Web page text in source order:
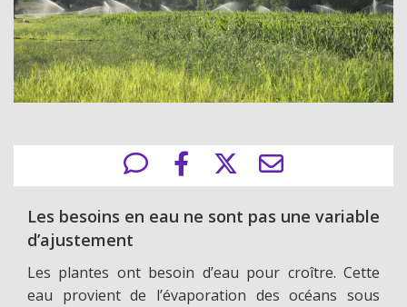
Les besoins en eau ne sont pas une variable
d’ajustement
Les plantes ont besoin d’eau pour croître. Cette
eau provient de l’évaporation des océans sous